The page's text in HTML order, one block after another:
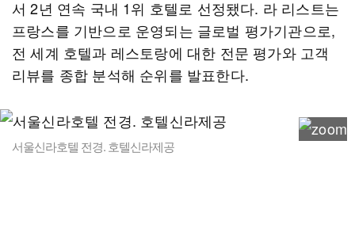
서 2년 연속 국내 1위 호텔로 선정됐다. 라 리스트는
프랑스를 기반으로 운영되는 글로벌 평가기관으로,
전 세계 호텔과 레스토랑에 대한 전문 평가와 고객
리뷰를 종합 분석해 순위를 발표한다.
서울신라호텔 전경. 호텔신라제공